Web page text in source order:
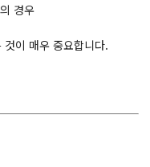
경우
이 매우 중요합니다.